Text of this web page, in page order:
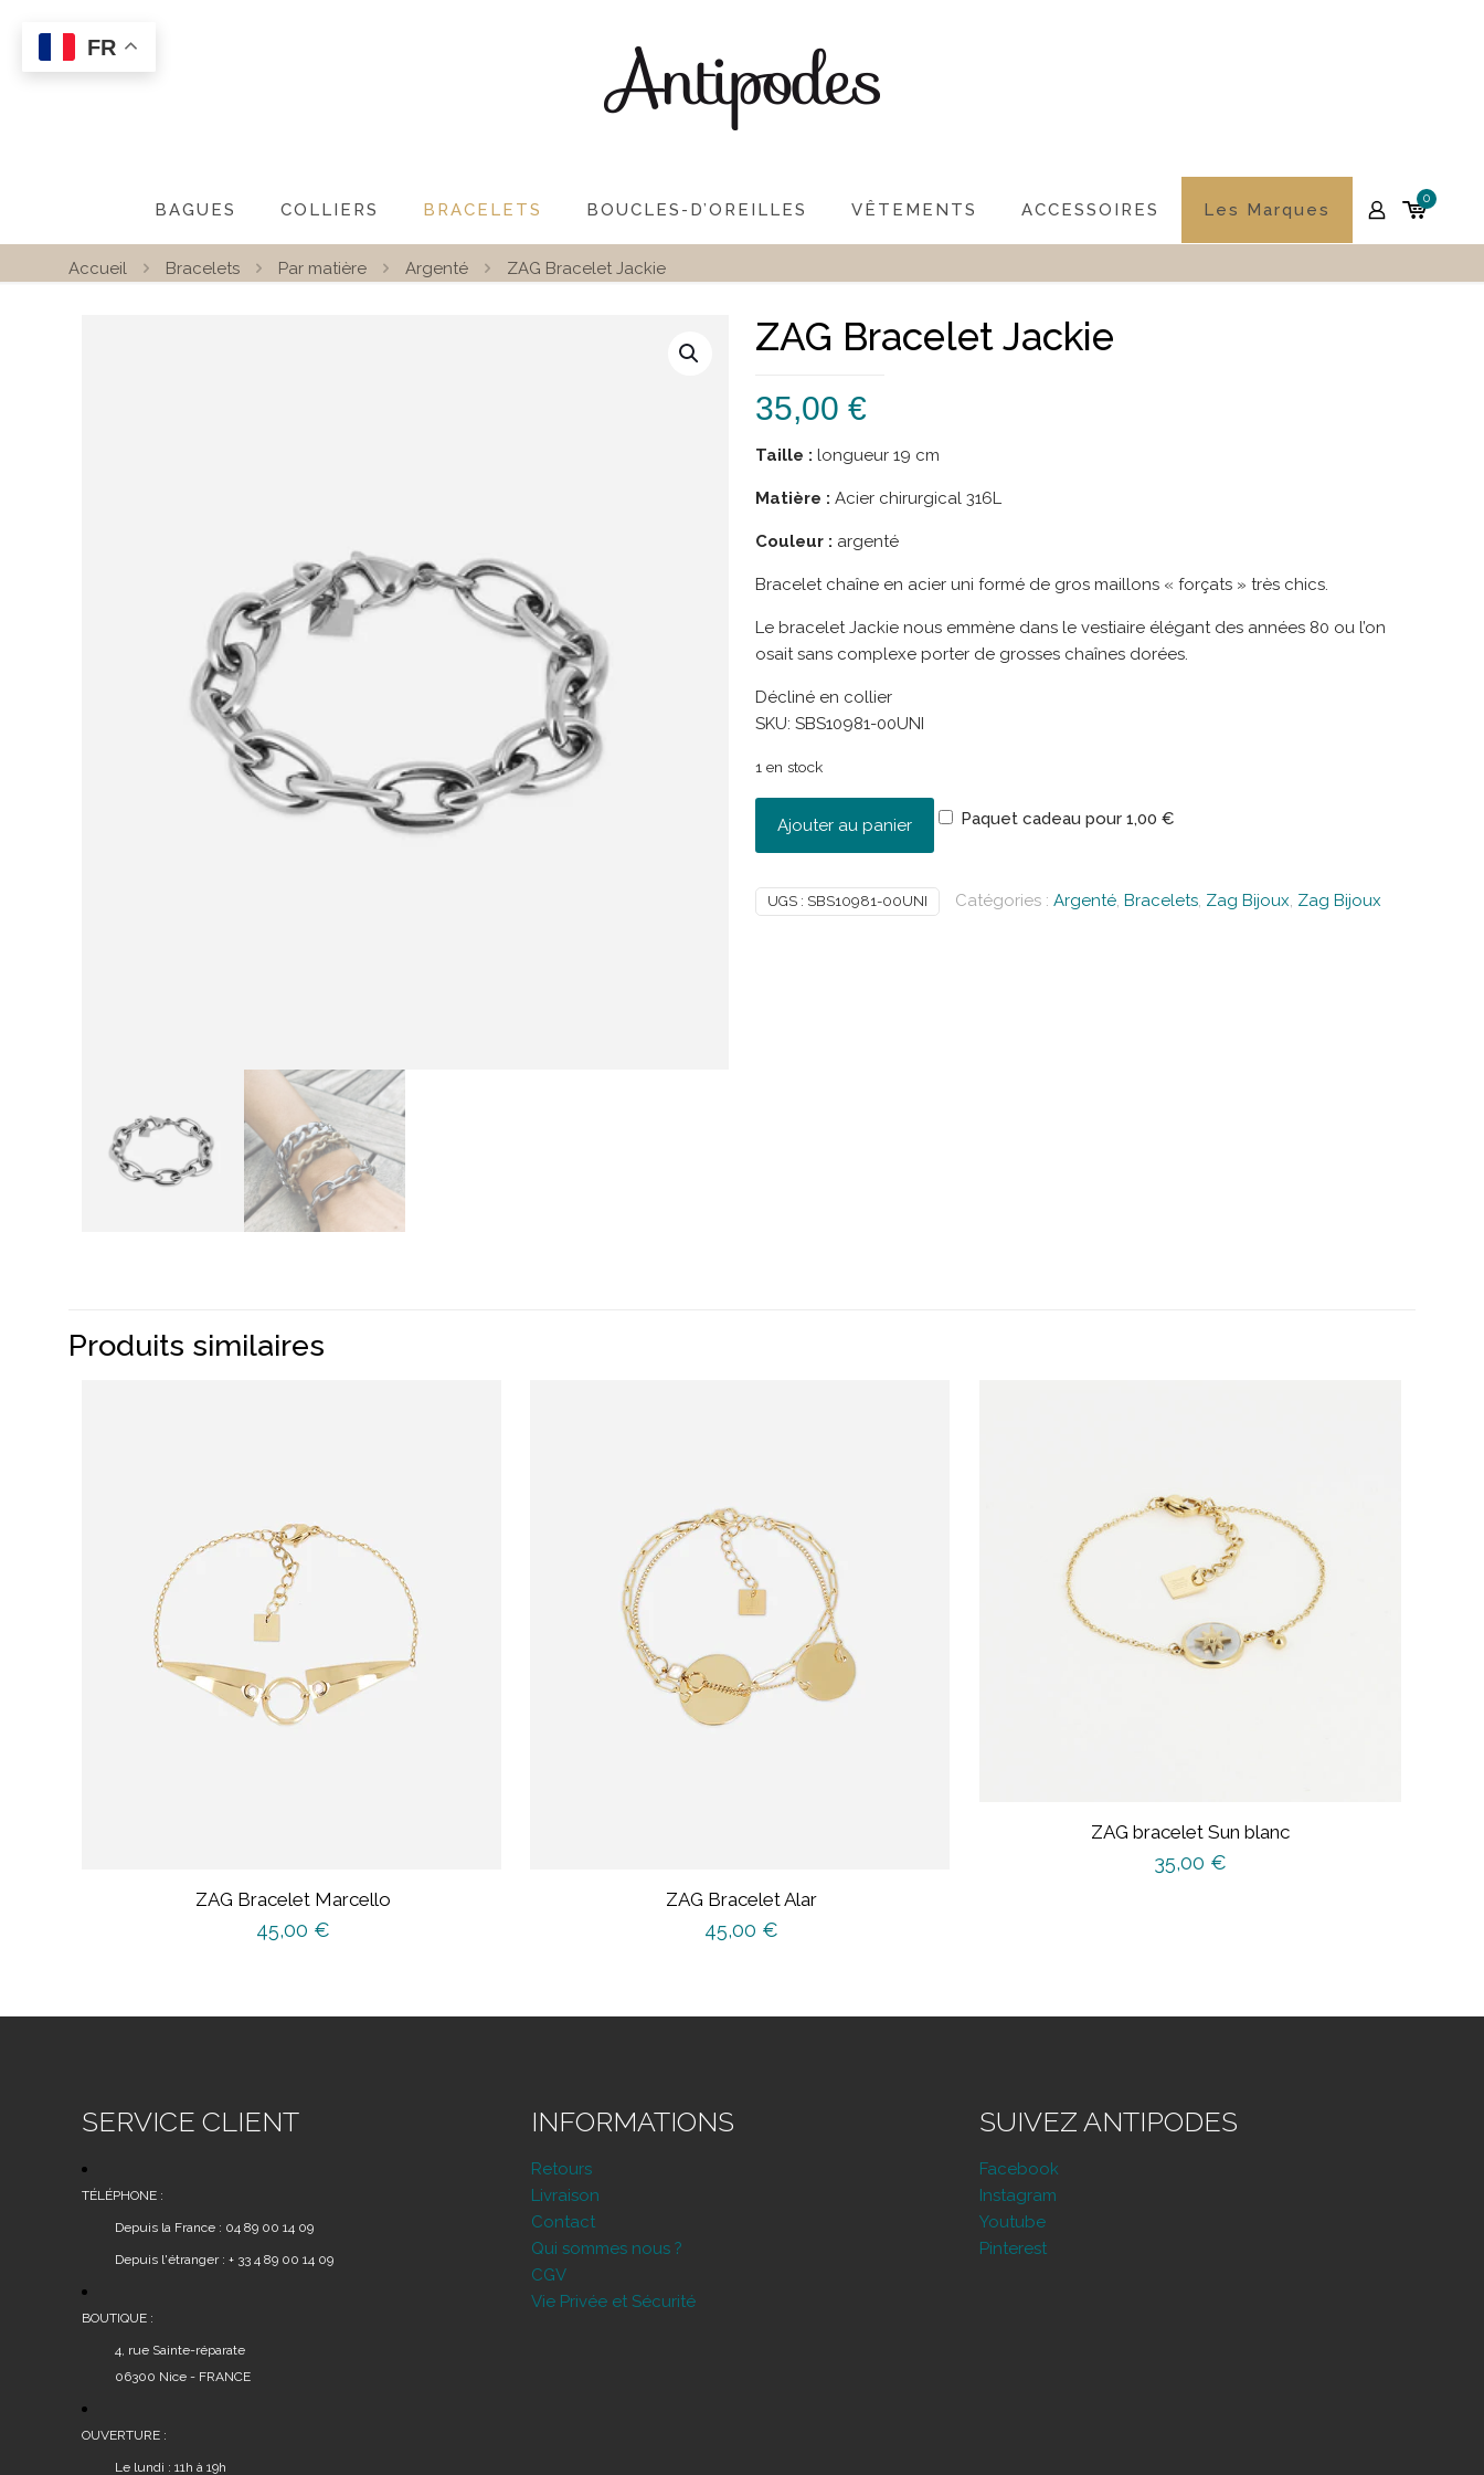
BAGUES COLLIERS BRACELETS BOUCLES-D’OREILLES VÊTEMENTS ACCESSOIRES Les Marques
0
Accueil Bracelets Par matière Argenté ZAG Bracelet Jackie
ZAG Bracelet Jackie
35,00 €
Taille : longueur 19 cm
Matière : Acier chirurgical 316L
Couleur : argenté
Bracelet chaîne en acier uni formé de gros maillons « forçats » très chics.
Le bracelet Jackie nous emmène dans le vestiaire élégant des années 80 ou l’on
osait sans complexe porter de grosses chaînes dorées.
Décliné en collier
SKU: SBS10981-00UNI
1 en stock
Ajouter au panier Paquet cadeau pour 1,00 €
UGS : SBS10981-00UNI Catégories : Argenté Bracelets Zag Bijoux Zag Bijoux
Produits similaires
ZAG Bracelet Marcello
45,00 €
ZAG Bracelet Alar
45,00 €
ZAG bracelet Sun blanc
35,00 €
SERVICE CLIENT
TÉLÉPHONE :
Depuis la France : 04 89 00 14 09
Depuis l'étranger : + 33 4 89 00 14 09
BOUTIQUE :
4, rue Sainte-réparate
06300 Nice - FRANCE
OUVERTURE :
Le lundi : 11h à 19h
INFORMATIONS
Retours
Livraison
Contact
Qui sommes nous ?
CGV
Vie Privée et Sécurité
SUIVEZ ANTIPODES
Facebook
Instagram
Youtube
Pinterest
FR